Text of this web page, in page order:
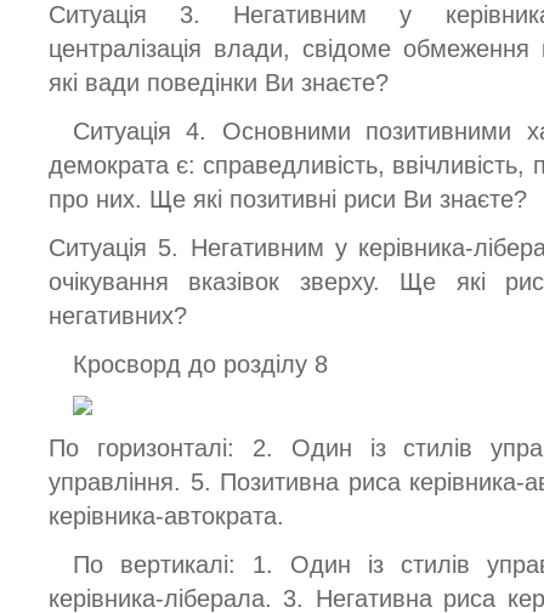
Ситуація 3. Негативним у
централізація влади, свідоме
які вади поведінки Ви знаєте?
Ситуація 4. Основними позитивними
демократа є: справедливість, ввічливість,
про них. Ще які позитивні риси Ви знаєте?
Ситуація 5. Негативним у керівника-
очікування вказівок зверху. Ще які
негативних?
Кросворд до розділу 8
По горизонталі: 2. Один із стилів
управління. 5. Позитивна риса керівника-
керівника-автократа.
По вертикалі: 1. Один із стилів
керівника-ліберала. 3. Негативна риса